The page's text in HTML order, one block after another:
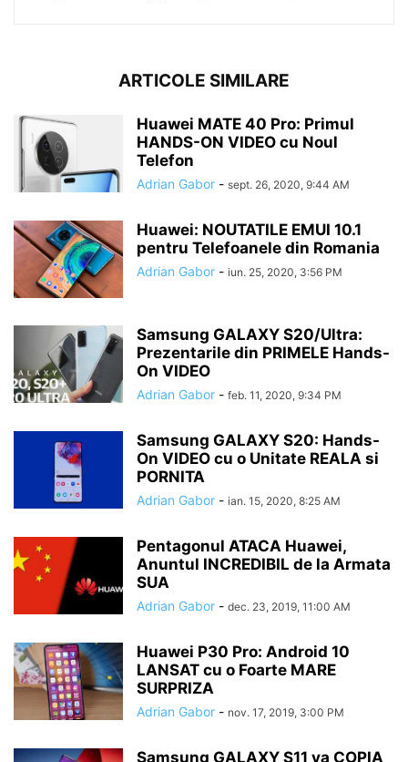
ARTICOLE SIMILARE
Huawei MATE 40 Pro: Primul
HANDS-ON VIDEO cu Noul
Telefon
Adrian Gabor - sept. 26, 2020, 9:44 AM
Huawei: NOUTATILE EMUI 10.1
pentru Telefoanele din Romania
Adrian Gabor - iun. 25, 2020, 3:56 PM
Samsung GALAXY S20/Ultra:
Prezentarile din PRIMELE Hands-
On VIDEO
Adrian Gabor - feb. 11, 2020, 9:34 PM
Samsung GALAXY S20: Hands-
On VIDEO cu o Unitate REALA si
PORNITA
Adrian Gabor - ian. 15, 2020, 8:25 AM
Pentagonul ATACA Huawei,
Anuntul INCREDIBIL de la Armata
SUA
Adrian Gabor - dec. 23, 2019, 11:00 AM
Huawei P30 Pro: Android 10
LANSAT cu o Foarte MARE
SURPRIZA
Adrian Gabor - nov. 17, 2019, 3:00 PM
Samsung GALAXY S11 va COPIA